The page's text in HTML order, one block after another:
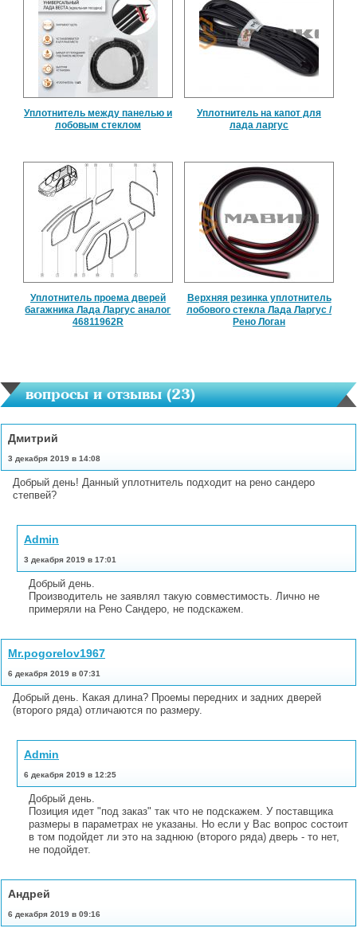
Уплотнитель между панелью и
лобовым стеклом
Уплотнитель на капот для
лада ларгус
Уплотнитель проема дверей
багажника Лада Ларгус аналог
46811962R
Верхняя резинка уплотнитель
лобового стекла Лада Ларгус /
Рено Логан
вопросы и отзывы (23)
Дмитрий
3 декабря 2019 в 14:08
Добрый день! Данный уплотнитель подходит на рено сандеро
степвей?
Admin
3 декабря 2019 в 17:01
Добрый день.
Производитель не заявлял такую совместимость. Лично не
примеряли на Рено Сандеро, не подскажем.
Mr.pogorelov1967
6 декабря 2019 в 07:31
Добрый день. Какая длина? Проемы передних и задних дверей
(второго ряда) отличаются по размеру.
Admin
6 декабря 2019 в 12:25
Добрый день.
Позиция идет "под заказ" так что не подскажем. У поставщика
размеры в параметрах не указаны. Но если у Вас вопрос состоит
в том подойдет ли это на заднюю (второго ряда) дверь - то нет,
не подойдет.
Андрей
6 декабря 2019 в 09:16